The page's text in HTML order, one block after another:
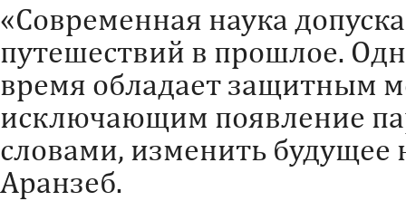
«Современная наука
путешествий в прошлое.
время обладает защитным
исключающим появление
словами, изменить
Аранзеб.